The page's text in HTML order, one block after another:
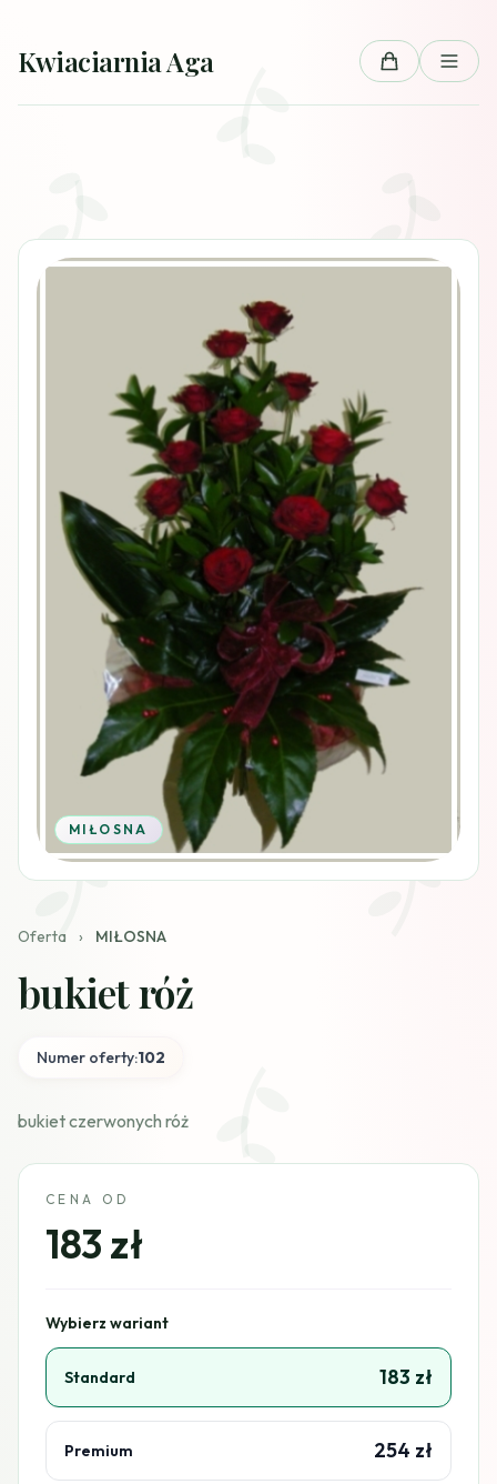
Kwiaciarnia Aga Koszyk
MIŁOSNA
Oferta › MIŁOSNA
bukiet róż
Numer oferty:102
bukiet czerwonych róż
CENA OD
183 zł
Wybierz wariant
Standard 183 zł
Premium 254 zł